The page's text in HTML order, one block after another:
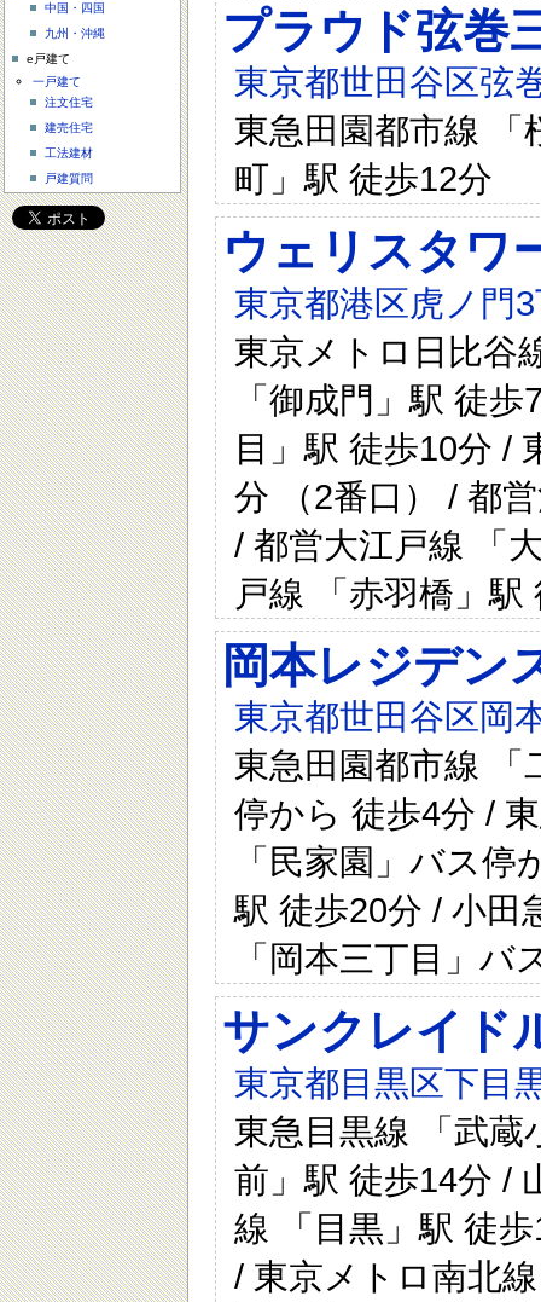
プラウド弦巻
東京都世田谷区弦
東急田園都市線 「
町」駅 徒歩12分
ウェリスタワ
東京都港区虎ノ門
東京メトロ日比谷
「御成門」駅 徒
目」駅 徒歩10分 /
分 （2番口） / 都
/ 都営大江戸線 「
戸線 「赤羽橋」
岡本レジデン
東京都世田谷区岡
東急田園都市線 「
停から 徒歩4分 /
「民家園」バス
駅 徒歩20分 / 小田
「岡本三丁目」バ
サンクレイド
東京都目黒区下目
東急目黒線 「武蔵
前」駅 徒歩14分 /
線 「目黒」駅 徒
/ 東京メトロ南北
中国・四国
九州・沖縄
e戸建て
一戸建て
注文住宅
建売住宅
工法建材
戸建質問